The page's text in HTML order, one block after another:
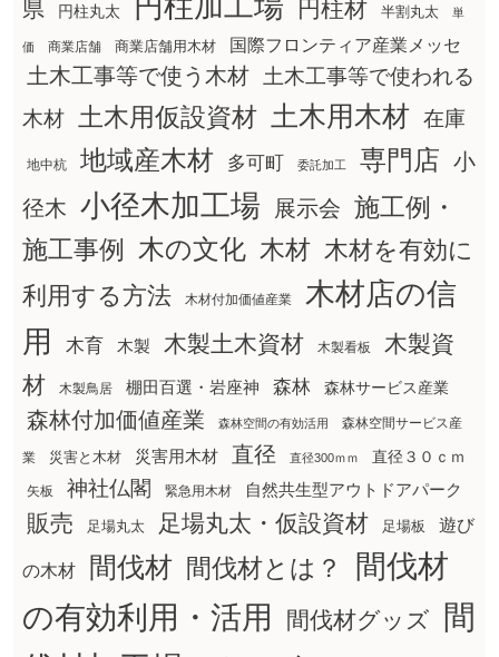
県
円柱丸太 円柱加工場 円柱材 半割丸太 単
価 商業店舗 商業店舗用木材 国際フロンティア産業メッセ
土木工事等で使う木材
土木工事等で使われる
木材
土木用仮設資材 土木用木材 在庫
地中杭 地域産木材 多可町 委託加工 専門店 小
径木 小径木加工場 展示会 施工例・
施工事例
木の文化 木材 木材を有効に
利用する方法
木材付加価値産業
木材店の信
用
木育 木製 木製土木資材 木製看板
木製資
材
木製鳥居 棚田百選・岩座神 森林 森林サービス産業
森林付加価値産業 森林空間の有効活用 森林空間サービス産
業 災害と木材 災害用木材 直径 直径300ｍｍ 直径３０ｃｍ
矢板 神社仏閣 緊急用木材 自然共生型アウトドアパーク
販売 足場丸太 足場丸太・仮設資材 足場板 遊び
の木材 間伐材 間伐材とは？
間伐材
の有効利用・活用
間伐材グッズ
間